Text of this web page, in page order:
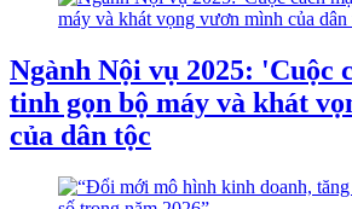
Ngành Nội vụ 2025: 'Cuộc
tinh gọn bộ máy và khát
của dân tộc